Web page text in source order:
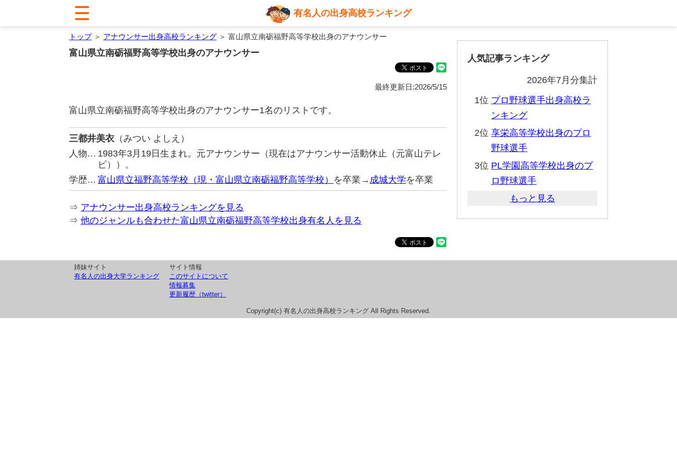
有名人の出身高校ランキング
トップ＞ アナウンサー出身高校ランキング ＞ 富山県立南砺福野高等学校出身のアナウンサー
富山県立南砺福野高等学校出身のアナウンサー
最終更新日:2026/5/15
富山県立南砺福野高等学校出身のアナウンサー1名のリストです。
三都井美衣 （みつい よしえ）
人物… 1983年3月19日生まれ。元アナウンサー（現在はアナウンサー活動休止（元富山テレ
ビ））。
学歴… 富山県立福野高等学校（現・富山県立南砺福野高等学校） を卒業→ 成城大学を卒業
⇒ アナウンサー出身高校ランキングを見る
⇒ 他のジャンルも合わせた富山県立南砺福野高等学校出身有名人を見る
人気記事ランキング
2026年7月分集計
1位 プロ野球選手出身高校ラ
ンキング
2位 享栄高等学校出身のプロ
野球選手
3位 PL学園高等学校出身のプ
ロ野球選手
もっと見る
姉妹サイト
有名人の出身大学ランキング
サイト情報
このサイトについて
情報募集
更新履歴（twitter）
Copyright(c) 有名人の出身高校ランキング All Rights Reserved.